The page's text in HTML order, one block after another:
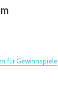
für Gewinnspiele